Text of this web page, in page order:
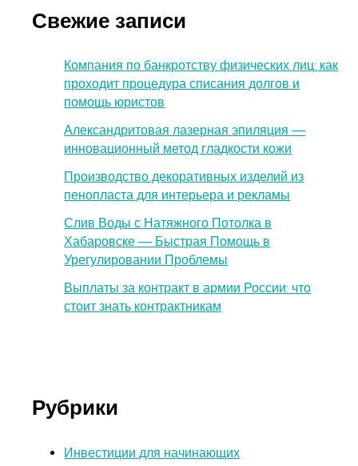
Свежие записи
Компания по банкротству физических лиц: как
проходит процедура списания долгов и
помощь юристов
Александритовая лазерная эпиляция —
инновационный метод гладкости кожи
Производство декоративных изделий из
пенопласта для интерьера и рекламы
Слив Воды с Натяжного Потолка в
Хабаровске — Быстрая Помощь в
Урегулировании Проблемы
Выплаты за контракт в армии России: что
стоит знать контрактникам
Рубрики
Инвестиции для начинающих